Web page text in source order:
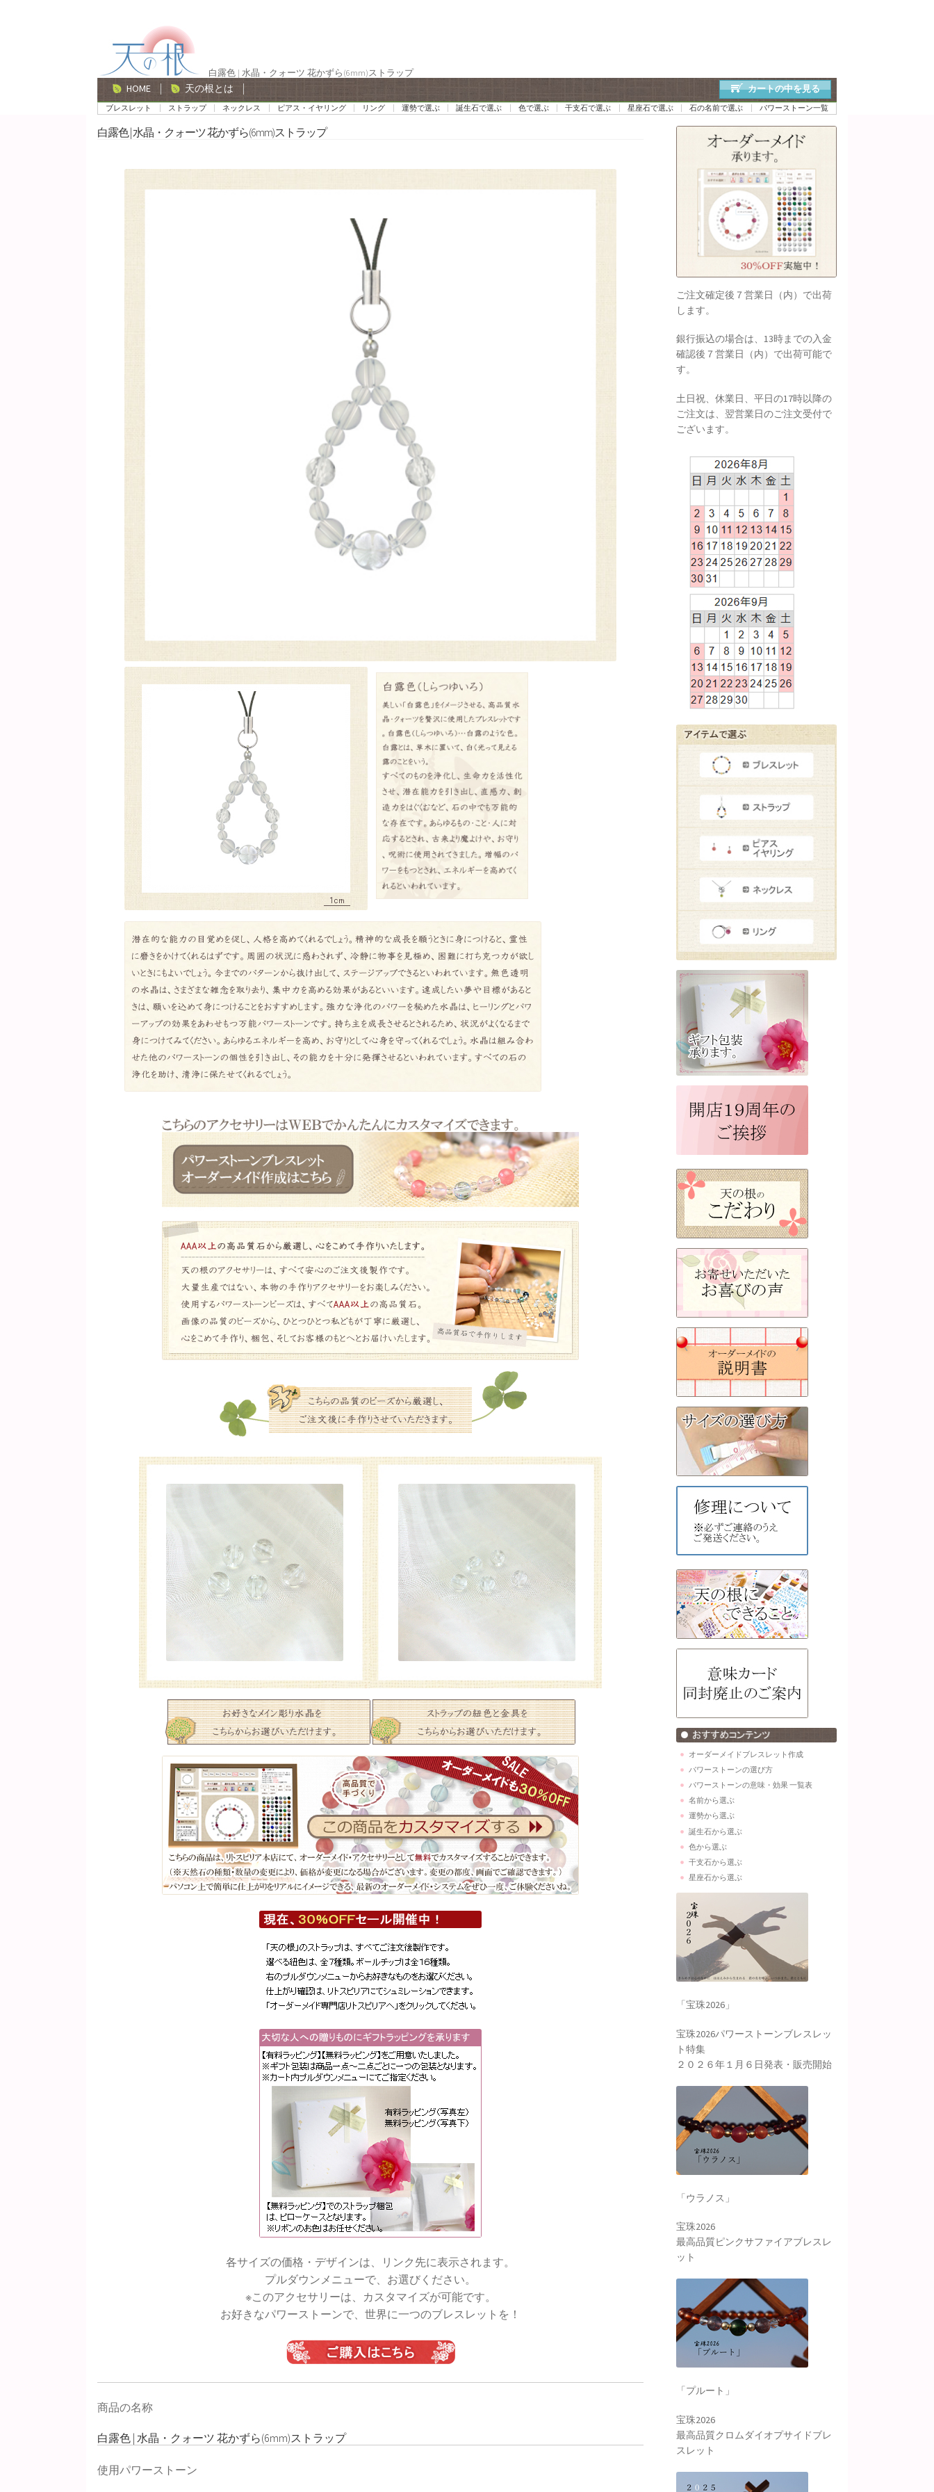
ー
シ
ョ
ン
ン
ツ
へ
ス
白露色 | 水晶・クォーツ 花かずら(6mm)ストラップ
HOME 天の根とは カートの中を見る
ブレスレット ストラップ ネックレス ピアス・イヤリング リング 運勢で選ぶ 誕生石で選ぶ 色で選ぶ 干支石で選ぶ 星座石で選ぶ 石の名前で選ぶ パワーストーン一覧
白露色 | 水晶・クォーツ 花かずら(6mm)ストラップ
各サイズの価格・デザインは、リンク先に表示されます。
プルダウンメニューで、お選びください。
※このアクセサリーは、カスタマイズが可能です。
お好きなパワーストーンで、世界に一つのブレスレットを！
商品の名称
白露色 | 水晶・クォーツ 花かずら(6mm)ストラップ
使用パワーストーン
ご注文確定後７営業日（内）で出荷
します。
銀行振込の場合は、13時までの入金
確認後７営業日（内）で出荷可能で
す。
土日祝、休業日、平日の17時以降の
ご注文は、翌営業日のご注文受付で
ございます。
オーダーメイドブレスレット作成
パワーストーンの選び方
パワーストーンの意味・効果 一覧表
名前から選ぶ
運勢から選ぶ
誕生石から選ぶ
色から選ぶ
干支石から選ぶ
星座石から選ぶ
「宝珠2026」
宝珠2026パワーストーンブレスレッ
ト特集
２０２６年１月６日発表・販売開始
「ウラノス」
宝珠2026
最高品質ピンクサファイアブレスレ
ット
「プルート」
宝珠2026
最高品質クロムダイオプサイドブレ
スレット